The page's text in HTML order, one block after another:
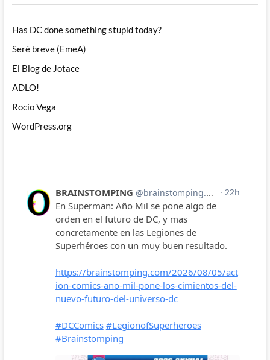
Has DC done something stupid today?
Seré breve (EmeA)
El Blog de Jotace
ADLO!
Rocío Vega
WordPress.org